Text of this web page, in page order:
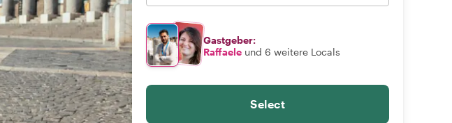
Gastgeber:
Raffaele und 6 weitere Locals
Select